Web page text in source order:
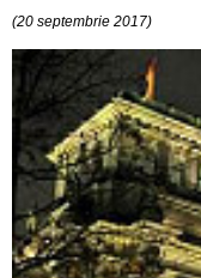
(20 septembrie 2017)